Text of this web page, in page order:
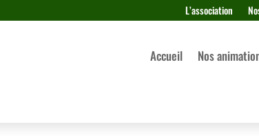
L’association
Accueil Nos